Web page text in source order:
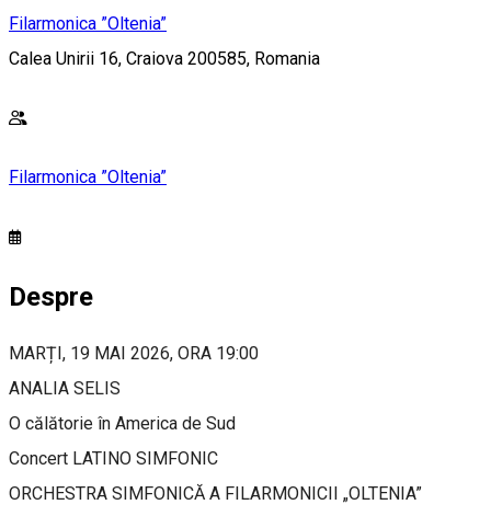
Filarmonica ”Oltenia”
Calea Unirii 16, Craiova 200585, Romania
Filarmonica ”Oltenia”
Despre
MARȚI, 19 MAI 2026, ORA 19:00
ANALIA SELIS
O călătorie în America de Sud
Concert LATINO SIMFONIC
ORCHESTRA SIMFONICĂ A FILARMONICII „OLTENIA”